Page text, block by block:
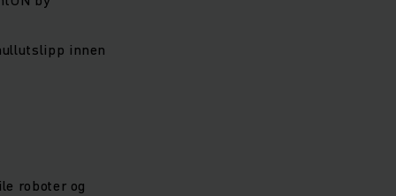
innen
roboter og